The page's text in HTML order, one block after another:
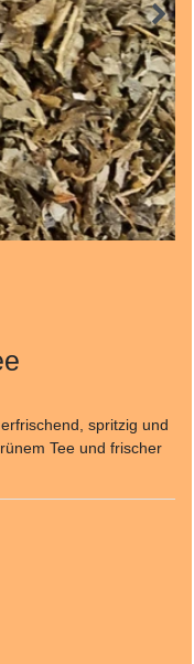
spritzig und
Tee und frischer